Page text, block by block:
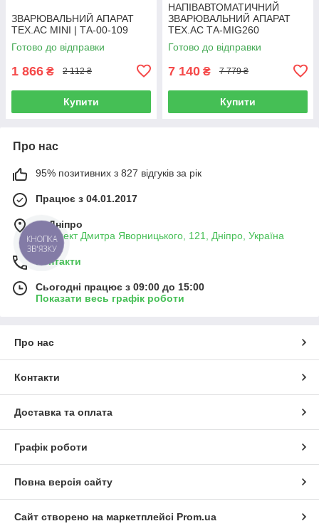
ЗВАРЮВАЛЬНИЙ АПАРАТ
TEX.AC MINI | ТА-00-109
Готово до відправки
1 866 ₴ 2 112 ₴
Купити
НАПІВАВТОМАТИЧНИЙ
ЗВАРЮВАЛЬНИЙ АПАРАТ
TEX.AC ТА-MIG260
Готово до відправки
7 140 ₴ 7 779 ₴
Купити
Про нас
95% позитивних з 827 відгуків за рік
Працює з 04.01.2017
м. Дніпро
проспект Дмитра Яворницького, 121, Дніпро, Україна
Контакти
Сьогодні працює з 09:00 до 15:00
Показати весь графік роботи
Про нас
Контакти
Доставка та оплата
Графік роботи
Повна версія сайту
Сайт створено на маркетплейсі Prom.ua
КНОПКА
ЗВ'ЯЗКУ